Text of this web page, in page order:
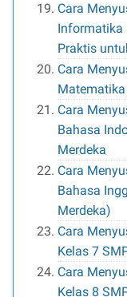
Cara
Informatika
Praktis
Cara
Matematika
Cara
Bahasa
Merdeka
Cara
Bahasa
Merdeka)
Cara
Kelas 7
Cara
Kelas 8